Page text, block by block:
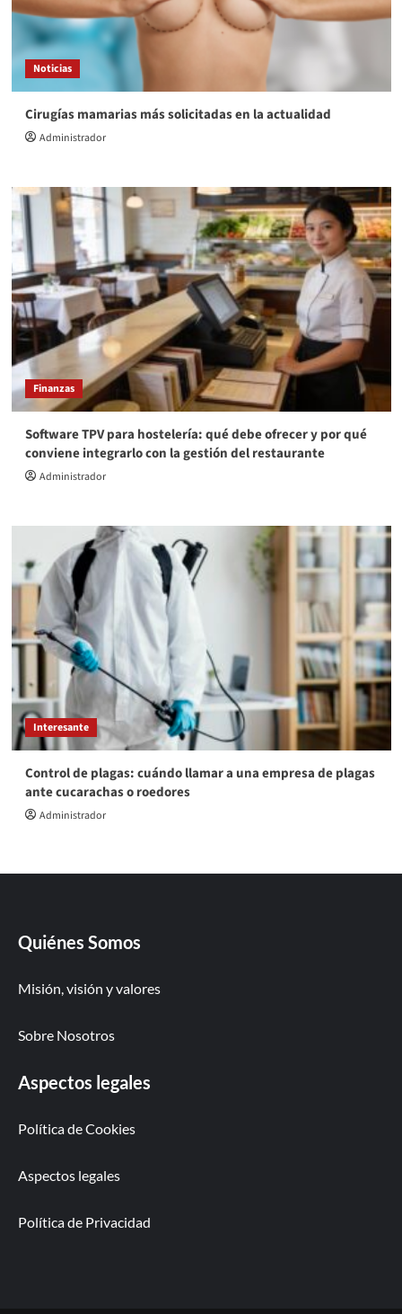
Noticias
Cirugías mamarias más solicitadas en la actualidad
Administrador
Finanzas
Software TPV para hostelería: qué debe ofrecer y por qué
conviene integrarlo con la gestión del restaurante
Administrador
Interesante
Control de plagas: cuándo llamar a una empresa de plagas
ante cucarachas o roedores
Administrador
Quiénes Somos
Misión, visión y valores
Sobre Nosotros
Aspectos legales
Política de Cookies
Aspectos legales
Política de Privacidad